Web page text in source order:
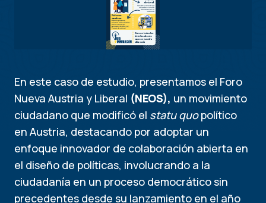
En este caso de estudio, presentamos el Foro
Nueva Austria y Liberal (NEOS), un movimiento
ciudadano que modificó el statu quopolítico
en Austria, destacando por adoptar un
enfoque innovador de colaboración abierta en
el diseño de políticas, involucrando a la
ciudadanía en un proceso democrático sin
precedentes desde su lanzamiento en el año